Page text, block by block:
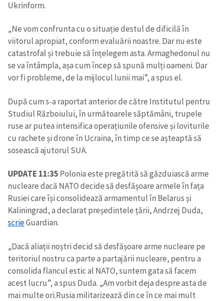
Trimite o informație
Despre ZdG
in English
на русском
Ukrinform.
„Ne vom confrunta cu o situație destul de dificilă în
viitorul apropiat, conform evaluării noastre. Dar nu este
catastrofal și trebuie să înțelegem asta. Armaghedonul nu
se va întâmpla, așa cum încep să spună mulți oameni. Dar
vor fi probleme, de la mijlocul lunii mai”, a spus el.
După cum s-a raportat anterior de către Institutul pentru
Studiul Războiului, în următoarele săptămâni, trupele
ruse ar putea intensifica operațiunile ofensive și loviturile
cu rachete și drone în Ucraina, în timp ce se așteaptă să
sosească ajutorul SUA.
UPDATE 11:35 Polonia este pregătită să găzduiască arme
nucleare dacă NATO decide să desfășoare armele în fața
Rusiei care își consolidează armamentul în Belarus și
Kaliningrad, a declarat președintele țării, Andrzej Duda,
scrieGuardian.
„Dacă aliații noștri decid să desfășoare arme nucleare pe
teritoriul nostru ca parte a partajării nucleare, pentru a
consolida flancul estic al NATO, suntem gata să facem
acest lucru”, a spus Duda. „Am vorbit deja despre asta de
mai multe ori.Rusia militarizează din ce în ce mai mult